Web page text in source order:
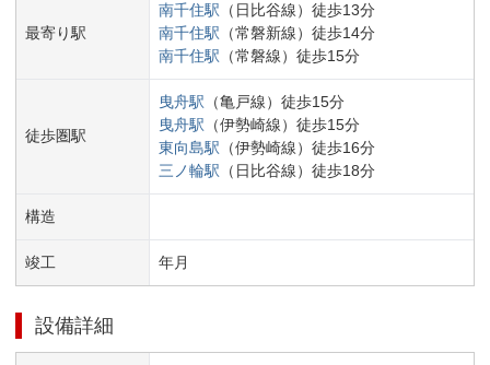
最寄り駅
南千住駅 （ 日比谷線） 徒歩13分
南千住駅 （常磐新線） 徒歩14分
南千住駅 （常磐線） 徒歩15分
徒歩圏駅
曳舟駅 （亀戸線） 徒歩15分
曳舟駅 （伊勢崎線） 徒歩15分
東向島駅 （伊勢崎線） 徒歩16分
三ノ輪駅 （ 日比谷線） 徒歩18分
構造
竣工 年月
設備詳細